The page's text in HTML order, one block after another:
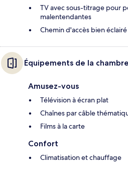
TV avec sous-titrage pour
malentendantes
Chemin d'accès bien éclairé
Équipements de la chambre
Amusez-vous
Télévision à écran plat
Chaînes par câble
Films à la carte
Confort
Climatisation et chauffage